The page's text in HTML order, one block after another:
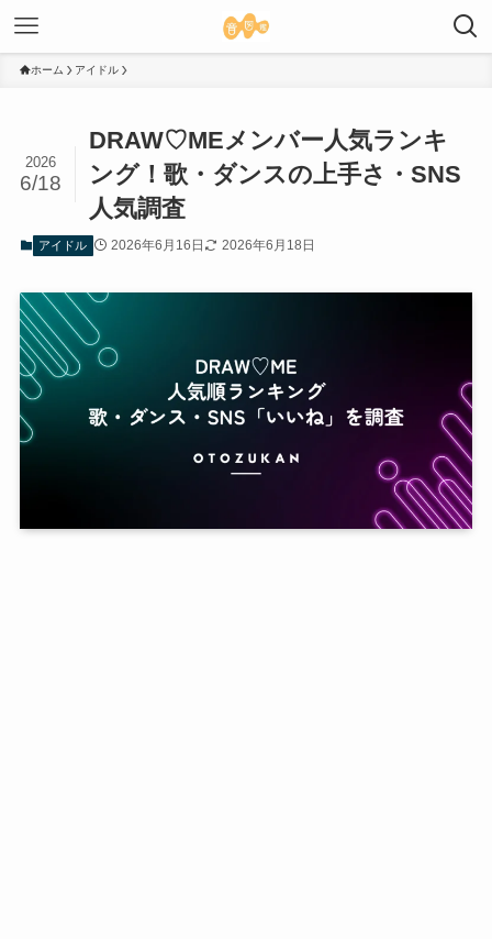
ホーム アイドル
DRAW♡MEメンバー人気ランキ
ング！歌・ダンスの上手さ・SNS
人気調査
2026
6/18
アイドル 2026年6月16日 2026年6月18日